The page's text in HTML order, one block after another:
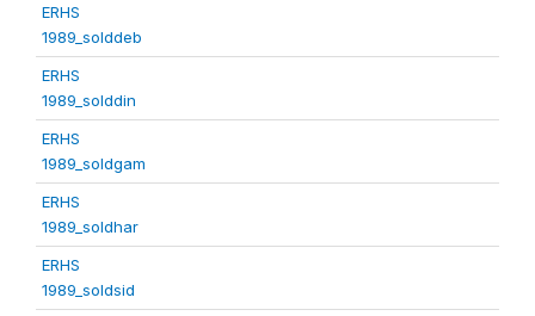
ERHS
1989_solddeb
ERHS
1989_solddin
ERHS
1989_soldgam
ERHS
1989_soldhar
ERHS
1989_soldsid